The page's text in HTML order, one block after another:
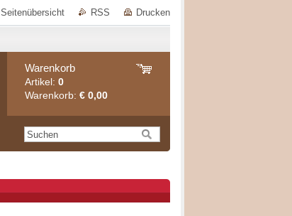
Seitenübersicht RSS Drucken
Warenkorb
Artikel: 0
Warenkorb: € 0,00